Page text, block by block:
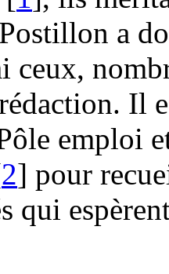
a
ceux,
Il
emploi
2] pour
qui